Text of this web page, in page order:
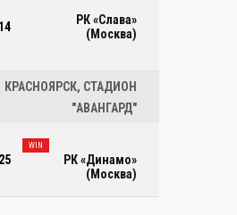
Стадион «Первомайский», Пенза
РК «Слава»
(Москва)
КРАСНОЯРСК, СТАДИОН
"АВАНГАРД"
WIN
РК «Динамо»
(Москва)